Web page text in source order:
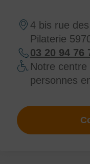
4 bis rue
Pilaterie
03 20 94 76
Notre
personnes